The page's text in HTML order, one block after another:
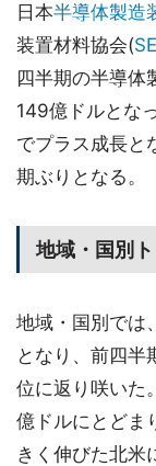
日本半導体製造
装置材料協会(
四半期の半導体
149億ドルとな
でプラス成長と
期ぶりとなる。
地域・国別
地域・国別では
となり、前四半
位に返り咲いた
億ドルにとどま
きく伸びた北米